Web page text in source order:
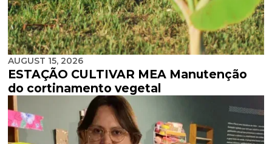
AUGUST 15, 2026
ESTAÇÃO CULTIVAR MEA Manutenção
do cortinamento vegetal